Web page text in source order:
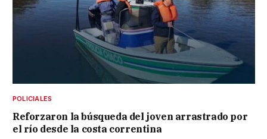
POLICIALES
Reforzaron la búsqueda del joven arrastrado por
el río desde la costa correntina